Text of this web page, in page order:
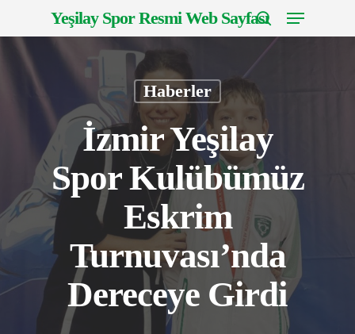
main
content
Yeşilay Spor Resmi Web Sayfası
search
Menu
Haberler
İzmir Yeşilay
Spor Kulübümüz
Eskrim
Turnuvası’nda
Dereceye Girdi